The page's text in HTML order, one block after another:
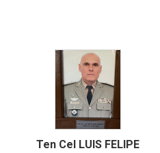
Ten Cel LUIS FELIPE